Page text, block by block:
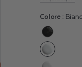
Colore :
Variante
esaurita